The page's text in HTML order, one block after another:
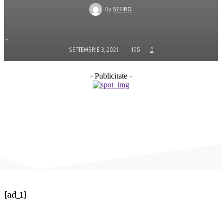
By SEFIRO
-
SEPTEMBRIE 3, 2021 195 0
- Publicitate -
[ad_1]